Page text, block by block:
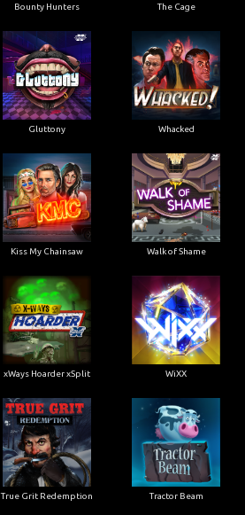
Bounty Hunters The Cage
Gluttony Whacked
Kiss My Chainsaw Walk of Shame
xWays Hoarder xSplit WiXX
True Grit Redemption Tractor Beam